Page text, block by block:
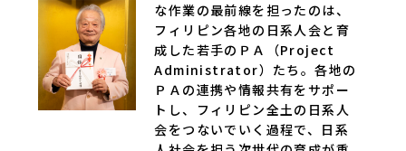
な作業の最前線を担ったのは、
フィリピン各地の日系人会と育
成した若手のＰＡ（Project
Administrator）たち。各地の
ＰＡの連携や情報共有をサポー
トし、フィリピン全土の日系人
会をつないでいく過程で、日系